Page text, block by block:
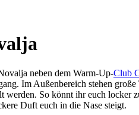
neben dem Warm-Up-Club
Im Außenbereich stehen
werden. So könnt ihr euch
Duft euch in die Nase steigt.